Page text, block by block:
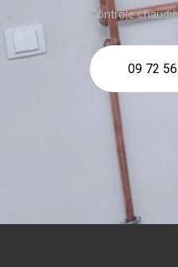
Contrôle
09 72